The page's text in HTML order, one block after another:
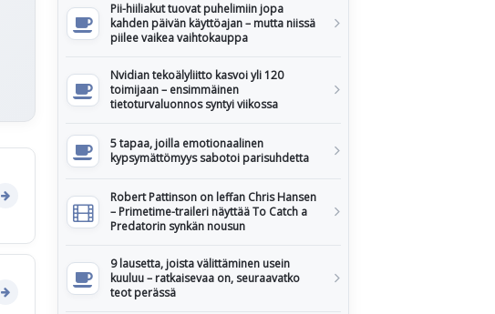
Pii-hiiliakut tuovat puhelimiin jopa
kahden päivän käyttöajan – mutta niissä
piilee vaikea vaihtokauppa
Nvidian tekoälyliitto kasvoi yli 120
toimijaan – ensimmäinen
tietoturvaluonnos syntyi viikossa
5 tapaa, joilla emotionaalinen
kypsymättömyys sabotoi parisuhdetta
Robert Pattinson on leffan Chris Hansen
– Primetime-traileri näyttää To Catch a
Predatorin synkän nousun
9 lausetta, joista välittäminen usein
kuuluu – ratkaisevaa on, seuraavatko
teot perässä